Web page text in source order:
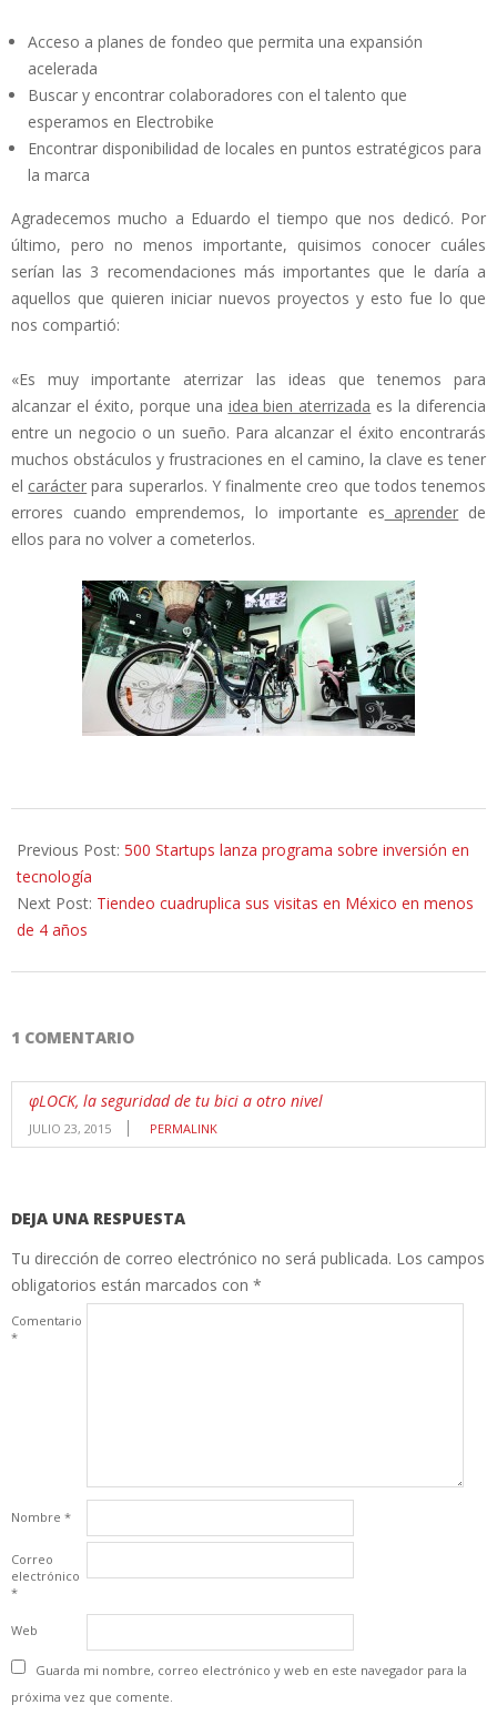
Acceso a planes de fondeo que permita una expansión
acelerada
Buscar y encontrar colaboradores con el talento que
esperamos en Electrobike
Encontrar disponibilidad de locales en puntos estratégicos para
la marca
Agradecemos mucho a Eduardo el tiempo que nos dedicó. Por
último, pero no menos importante, quisimos conocer cuáles
serían las 3 recomendaciones más importantes que le daría a
aquellos que quieren iniciar nuevos proyectos y esto fue lo que
nos compartió:
«Es muy importante aterrizar las ideas que tenemos para
alcanzar el éxito, porque una idea bien aterrizada es la diferencia
entre un negocio o un sueño. Para alcanzar el éxito encontrarás
muchos obstáculos y frustraciones en el camino, la clave es tener
el carácter para superarlos. Y finalmente creo que todos tenemos
errores cuando emprendemos, lo importante es aprender de
ellos para no volver a cometerlos.
03-
31
Previous Post: 500 Startups lanza programa sobre inversión en
tecnología
Next Post: Tiendeo cuadruplica sus visitas en México en menos
de 4 años
1 COMENTARIO
φLOCK, la seguridad de tu bici a otro nivel
JULIO 23, 2015 PERMALINK
DEJA UNA RESPUESTA
Tu dirección de correo electrónico no será publicada. Los campos
obligatorios están marcados con *
Comentario
*
Nombre *
Correo
electrónico
*
Web
Guarda mi nombre, correo electrónico y web en este navegador para la
próxima vez que comente.